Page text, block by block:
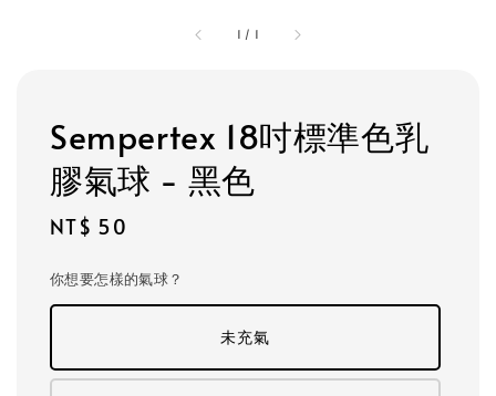
1 / 1
Sempertex 18吋標準色乳
膠氣球 - 黑色
Regular
NT$ 50
你想要怎樣的氣球？
未充氣